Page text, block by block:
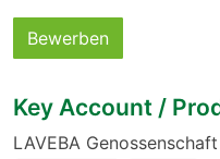
Bewerben
Key Account /
LAVEBA